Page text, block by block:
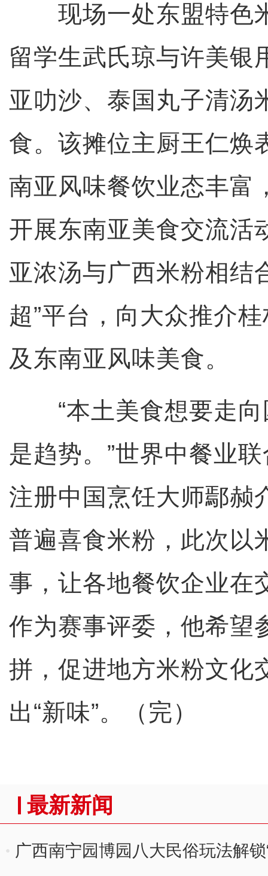
现场一处东盟特色
留学生武氏琼与许美银
亚叻沙、泰国丸子清汤
食。该摊位主厨王仁焕
南亚风味餐饮业态丰富
开展东南亚美食交流活
亚浓汤与广西米粉相结
超”平台，向大众推介
及东南亚风味美食。
“本土美食想要走向
是趋势。”世界中餐业
注册中国烹饪大师鄢赪
普遍喜食米粉，此次以
事，让各地餐饮企业在
作为赛事评委，他希望
拼，促进地方米粉文化
出“新味”。（完）
最新新闻
广西南宁园博园八大民俗玩法解锁